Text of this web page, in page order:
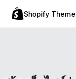
Shopify